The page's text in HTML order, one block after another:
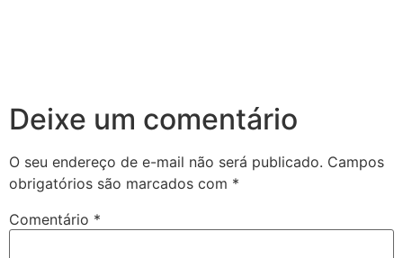
Deixe um comentário
O seu endereço de e-mail não será publicado. Campos
obrigatórios são marcados com *
Comentário *